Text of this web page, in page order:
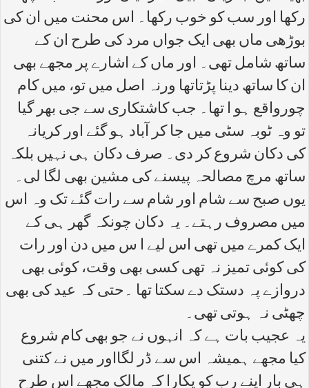
رکھا اور سب کو خوب رکھا۔ اس محنت میں ان کی
بوڑھی ماں بھی ایک جواں مرد کی طرح ان کے
ساتھ شامل تھی۔ اور ماں کے اشارے پر مجھے بھی
ان کا ساتھ دینا پڑتاتھا ورنہ اصل میں تو، میں کام
چورواقع ہو ا تھا۔ جب کاشتکاری سے جی بھر گیا
تو وہ ٹوبہ سٹی میں جا کر آباد ہو گئے اور کریانہ
کی دکان شروع کر دی۔ صرف دکان ہی نہیں بلکہ
ساتھ مرچ مصالحہ پیسنے کی مشین بھی لگا لی۔
یوں صبح سے شام اور شام سے رات گئے تک وہ اس
میں مصروف رہتے۔ یہ دکان چونکہ گھر ہی کے
ایک کمرے میں تھی اس لیے ا س میں دن اور رات
کی کوئی تمیز نہ تھی کسی بھی وقت، کوئی بھی
دروازے پہ دستک دے سکتا تھا ۔حتی کہ عید کی بھی
چھٹی نہ ہوتی تھی۔
یہ عجیب بات ہے کہ انہوں نے جو بھی کام شروع
کیا مجھے ہمیشہ اس سے ڈر لگااور میں نے کتنی
ہی بار اپنے رب کو پکارا کہ مالک مجھے اس طرح